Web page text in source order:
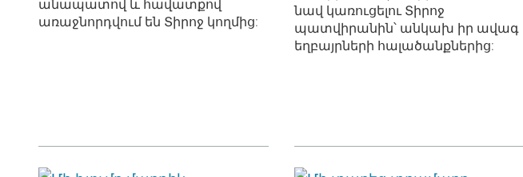
անապատով և հավատքով
առաջնորդվում են Տիրոջ կողմից:
նավ կառուցելու Տիրոջ
պատվիրանին՝ անկախ իր ավագ
եղբայրների հալածանքներից: